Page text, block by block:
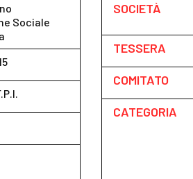
Sociale
SOCIETÀ
TESSERA
COMITATO
CATEGORIA